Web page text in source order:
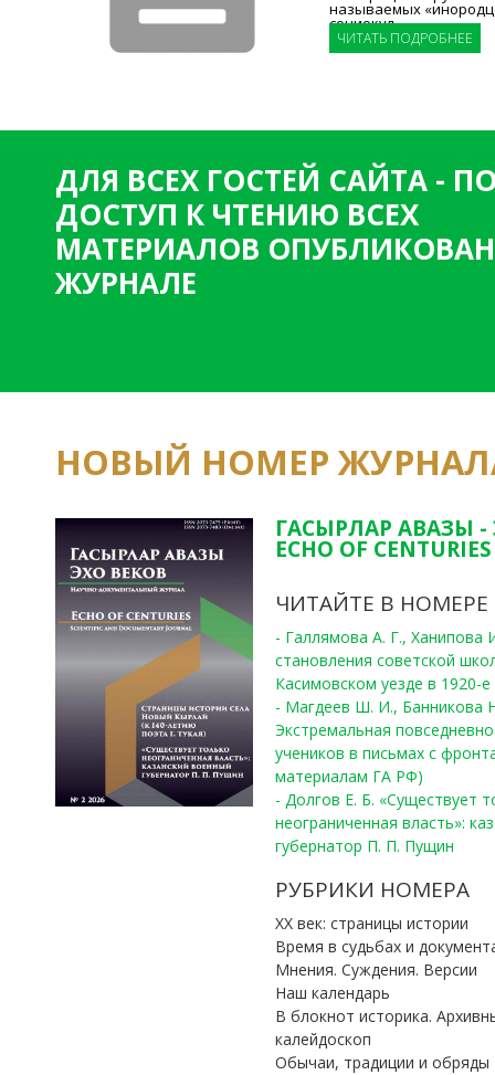
называемых
социокул
ЧИТАТЬ ПОДРОБНЕЕ
ДЛЯ ВСЕХ ГОСТЕЙ САЙТА -
ДОСТУП К ЧТЕНИЮ ВСЕХ
МАТЕРИАЛОВ
ЖУРНАЛЕ
НОВЫЙ НОМЕР
ГАСЫРЛАР АВАЗЫ -
ECHO OF
ЧИТАЙТЕ В НОМЕРЕ
- Галлямова А. Г.,
становления советской
Касимовском уезде в 1920-е
- Магдеев Ш. И., Банникова
Экстремальная
учеников в письмах с
материалам ГА РФ)
- Долгов Е. Б. «Существует
неограниченная власть»:
губернатор П. П. Пущин
РУБРИКИ НОМЕРА
ХХ век: страницы истории
Время в судьбах и
Мнения. Суждения. Версии
Наш календарь
В блокнот историка.
калейдоскоп
Обычаи, традиции и обряды